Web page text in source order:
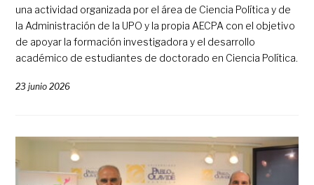
una actividad organizada por el área de Ciencia Política y de
la Administración de la UPO y la propia AECPA con el objetivo
de apoyar la formación investigadora y el desarrollo
académico de estudiantes de doctorado en Ciencia Política.
23 junio 2026